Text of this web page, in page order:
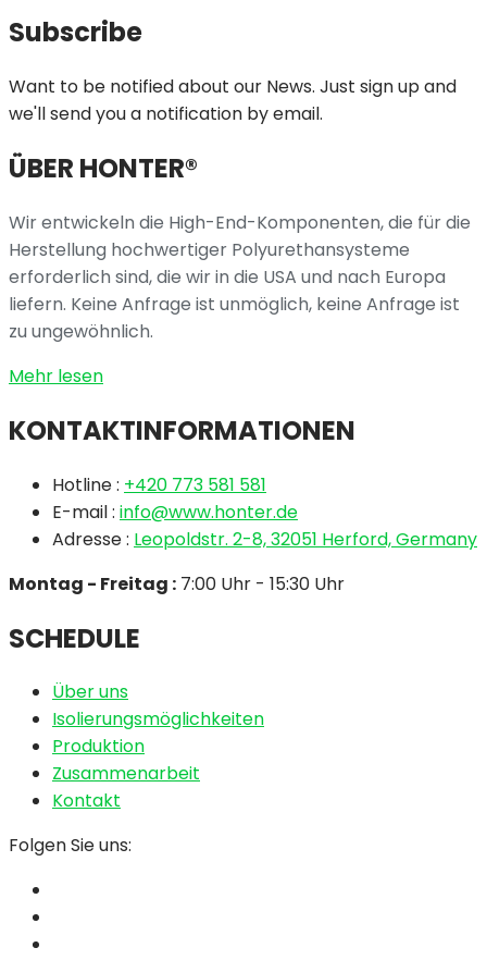
Subscribe
Want to be notified about our News. Just sign up and
we'll send you a notification by email.
ÜBER HONTER®
Wir entwickeln die High-End-Komponenten, die für die
Herstellung hochwertiger Polyurethansysteme
erforderlich sind, die wir in die USA und nach Europa
liefern. Keine Anfrage ist unmöglich, keine Anfrage ist
zu ungewöhnlich.
Mehr lesen
KONTAKTINFORMATIONEN
Hotline : +420 773 581 581
E-mail : info@www.honter.de
Adresse : Leopoldstr. 2-8, 32051 Herford, Germany
Montag - Freitag : 7:00 Uhr - 15:30 Uhr
SCHEDULE
Über uns
Isolierungsmöglichkeiten
Produktion
Zusammenarbeit
Kontakt
Folgen Sie uns: